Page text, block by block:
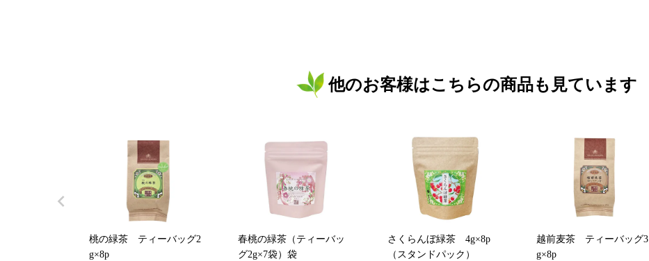
他のお客様はこちらの商品も見ています
桃の緑茶 ティーバッグ2
g×8p
春桃の緑茶（ティーバッ
グ2g×7袋）袋
さくらんぼ緑茶 4g×8p
（スタンドパック）
越前麦茶 ティーバッグ3
g×8p